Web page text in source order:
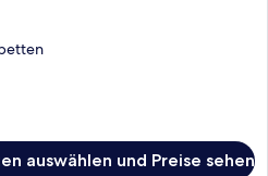
auswählen und Preise sehen